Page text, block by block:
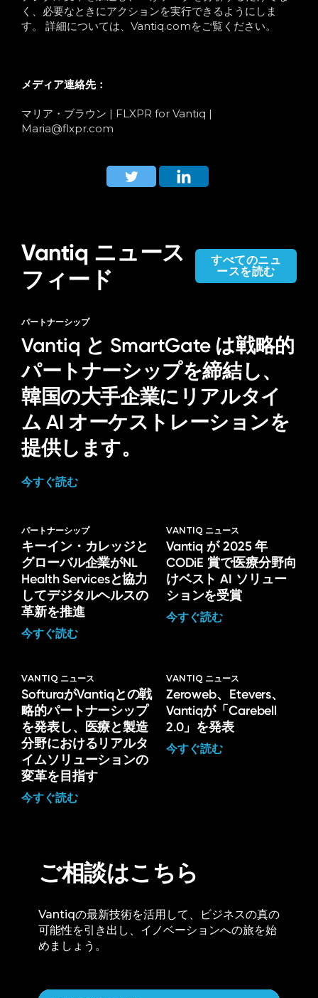
く、必要なときにアクションを実行できるようにしま
す。 詳細については、Vantiq.comをご覧ください。
メディア連絡先：
マリア・ブラウン | FLXPR for Vantiq |
Maria@flxpr.com
Vantiq ニュース
フィード
すべてのニュ
ースを読む
パートナーシップ
Vantiq と SmartGate は戦略的
パートナーシップを締結し、
韓国の大手企業にリアルタイ
ム AI オーケストレーションを
提供します。
今すぐ読む
パートナーシップ
キーイン・カレッジと
グローバル企業がNL
Health Servicesと協力
してデジタルヘルスの
革新を推進
今すぐ読む
VANTIQ ニュース
Vantiq が 2025 年
CODiE 賞で医療分野向
けベスト AI ソリュー
ションを受賞
今すぐ読む
VANTIQ ニュース
SofturaがVantiqとの戦
略的パートナーシップ
を発表し、医療と製造
分野におけるリアルタ
イムソリューションの
変革を目指す
今すぐ読む
VANTIQ ニュース
Zeroweb、Etevers、
Vantiqが「Carebell
2.0」を発表
今すぐ読む
ご相談はこちら
Vantiqの最新技術を活用して、ビジネスの真の
可能性を引き出し、イノベーションへの旅を始
めましょう。